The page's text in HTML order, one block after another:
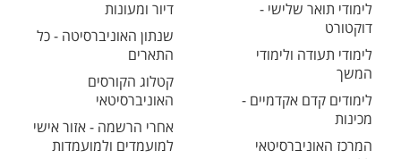
לימודי תואר שלישי -
דוקטורט
לימודי תעודה ולימודי
המשך
לימודים קדם אקדמיים -
מכינות
המרכז האוניברסיטאי
דיור ומעונות
שנתון האוניברסיטה - כל
התארים
קטלוג הקורסים
האוניברסיטאי
אחרי הרשמה - אזור אישי
למועמדים ולמועמדות